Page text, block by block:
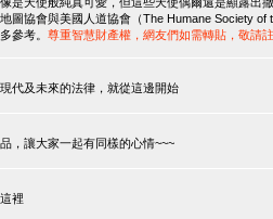
圖協會與美國人道協會（The Humane Society
參考。 尊重智慧財產權，網友們如需轉貼，敬請
代及未來的法律，就從這邊開始
，讓大家一起有同樣的心情~~~
裡